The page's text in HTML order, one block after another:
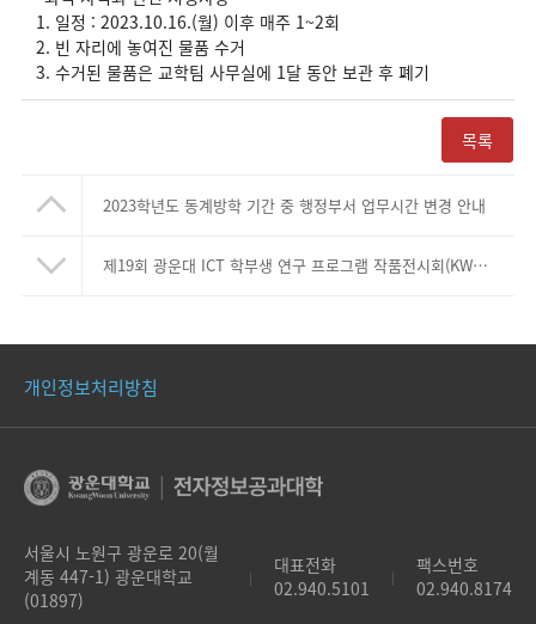
1. 일정 : 2023.10.16.(월) 이후 매주 1~2회
2. 빈 자리에 놓여진 물품 수거
3. 수거된 물품은 교학팀 사무실에 1달 동안 보관 후 폐기
목록
2023학년도 동계방학 기간 중 행정부서 업무시간 변경 안내
제19회 광운대 ICT 학부생 연구 프로그램 작품전시회(KWIX) 개최 안내
개인정보처리방침
서울시 노원구 광운로 20(월
계동 447-1) 광운대학교
(01897)
|
대표전화
02.940.5101
|
팩스번호
02.940.8174